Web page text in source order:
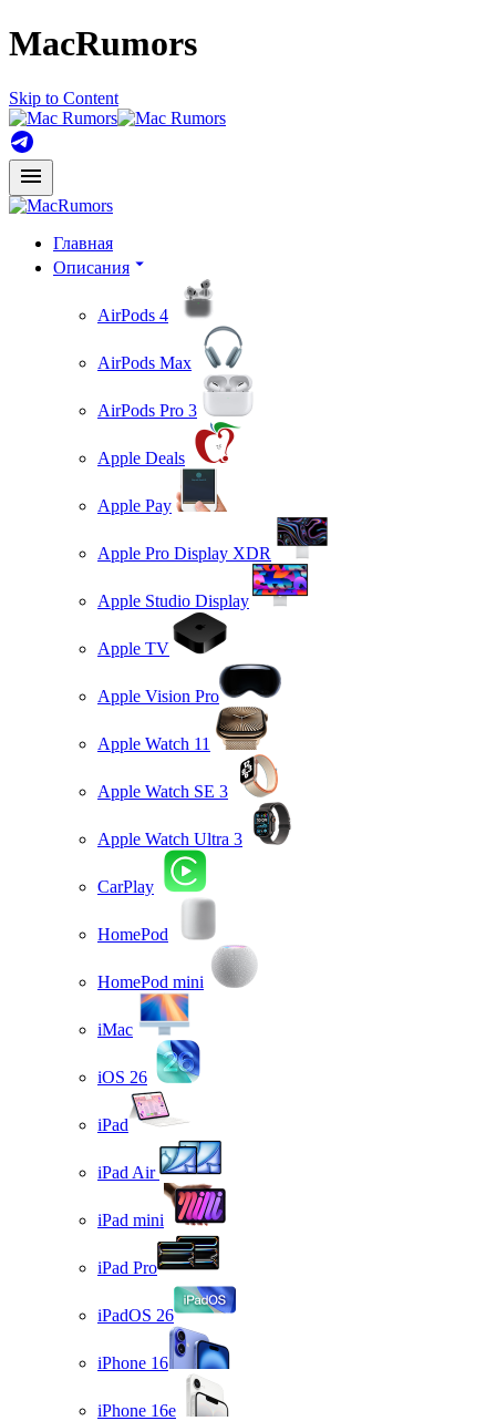
MacRumors
Skip to Content
Главная
Описания
AirPods 4
AirPods Max
AirPods Pro 3
Apple Deals
Apple Pay
Apple Pro Display XDR
Apple Studio Display
Apple TV
Apple Vision Pro
Apple Watch 11
Apple Watch SE 3
Apple Watch Ultra 3
CarPlay
HomePod
HomePod mini
iMac
iOS 26
iPad
iPad Air
iPad mini
iPad Pro
iPadOS 26
iPhone 16
iPhone 16e